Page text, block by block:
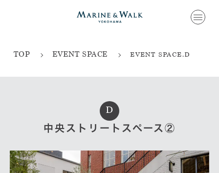
TOP EVENT SPACE EVENT SPACE.D
D
中央ストリートスペース②